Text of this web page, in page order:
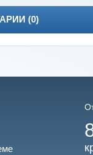
(0)